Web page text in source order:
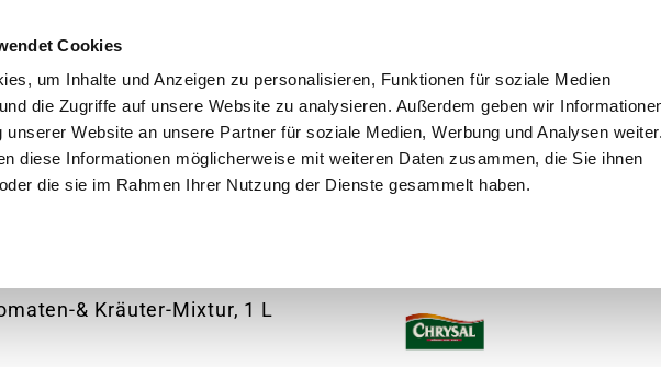
Cookies
um Inhalte und Anzeigen zu personalisieren, Funktionen für soziale Medien
die Zugriffe auf unsere Website zu analysieren. Außerdem geben wir
unserer Website an unsere Partner für soziale Medien, Werbung und Analysen weiter.
diese Informationen möglicherweise mit weiteren Daten zusammen, die Sie ihnen
die sie im Rahmen Ihrer Nutzung der Dienste gesammelt haben.
Garten Aktuelles Ratgeber Gutscheine